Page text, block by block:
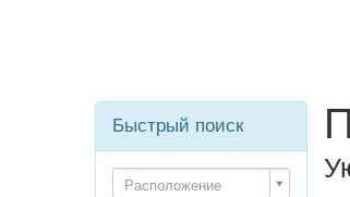
Быстрый поиск
Расположение